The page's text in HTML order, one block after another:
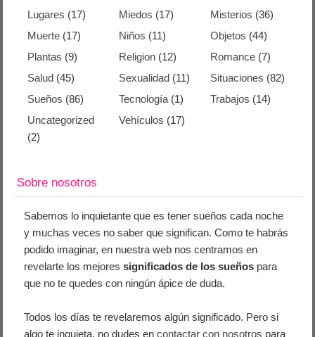
Lugares (17) Miedos (17) Misterios (36)
Muerte (17) Niños (11) Objetos (44)
Plantas (9) Religion (12) Romance(7)
Salud (45) Sexualidad (11) Situaciones (82)
Sueños (86) Tecnología (1) Trabajos (14)
Uncategorized
(2)
Vehículos (17)
Sobre nosotros
Sabemos lo inquietante que es tener sueños cada noche
y muchas veces no saber que significan. Como te habrás
podido imaginar, en nuestra web nos centramos en
revelarte los mejoressignificados de los sueños para
que no te quedes con ningún ápice de duda.
Todos los días te revelaremos algún significado. Pero si
algo te inquieta, no dudes encontactar con nosotros para